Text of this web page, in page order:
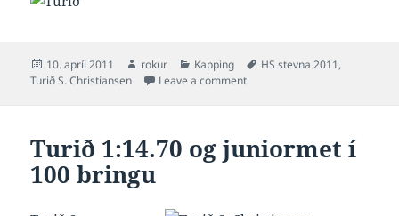
Posted
on
10. apríl 2011 Author
rokur Categories
Kapping Tags
HS stevna 2011,
Turið S. Christiansen
Leave a commenton Turið 2:26.55 og juniormet
Turið 1:14.70 og juniormet í
100 bringu